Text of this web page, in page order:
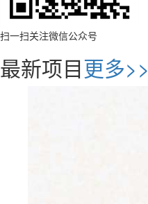
扫一扫关注微信公众号
最新项目更多>>